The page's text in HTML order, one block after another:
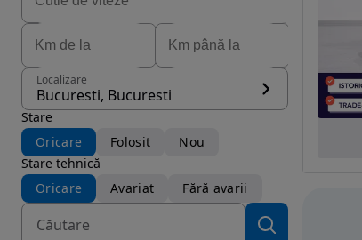
Localizare
Bucuresti, Bucuresti
Stare
Oricare
Folosit
Nou
Stare tehnică
Oricare
Avariat Fără avarii